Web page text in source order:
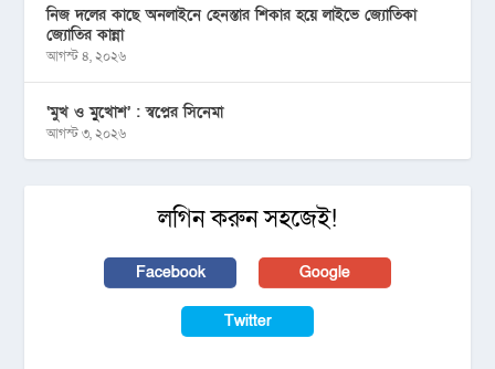
নিজ দলের কাছে অনলাইনে হেনস্তার শিকার হয়ে লাইভে জ্যোতিকা
জ্যোতির কান্না
আগস্ট ৪, ২০২৬
‘মুখ ও মু্খোশ’ : স্বপ্নের সিনেমা
আগস্ট ৩, ২০২৬
লগিন করুন সহজেই!
Facebook Google
Twitter